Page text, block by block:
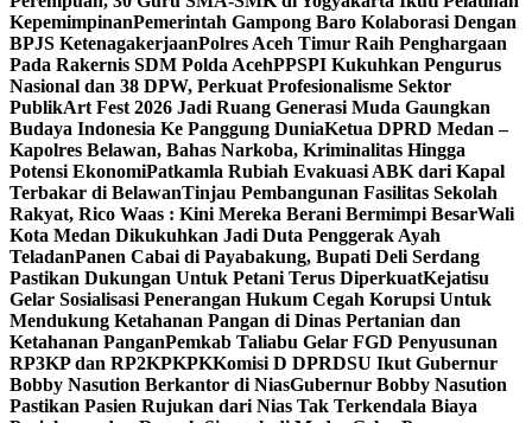
KepemimpinanPemerintah Gampong Baro Kolaborasi Dengan
BPJS KetenagakerjaanPolres Aceh Timur Raih Penghargaan
Pada Rakernis SDM Polda AcehPPSPI Kukuhkan Pengurus
Nasional dan 38 DPW, Perkuat Profesionalisme Sektor
PublikArt Fest 2026 Jadi Ruang Generasi Muda Gaungkan
Budaya Indonesia Ke Panggung DuniaKetua DPRD Medan –
Kapolres Belawan, Bahas Narkoba, Kriminalitas Hingga
Potensi EkonomiPatkamla Rubiah Evakuasi ABK dari Kapal
Terbakar di BelawanTinjau Pembangunan Fasilitas Sekolah
Rakyat, Rico Waas : Kini Mereka Berani Bermimpi BesarWali
Kota Medan Dikukuhkan Jadi Duta Penggerak Ayah
TeladanPanen Cabai di Payabakung, Bupati Deli Serdang
Pastikan Dukungan Untuk Petani Terus DiperkuatKejatisu
Gelar Sosialisasi Penerangan Hukum Cegah Korupsi Untuk
Mendukung Ketahanan Pangan di Dinas Pertanian dan
Ketahanan PanganPemkab Taliabu Gelar FGD Penyusunan
RP3KP dan RP2KPKPKKomisi D DPRDSU Ikut Gubernur
Bobby Nasution Berkantor di NiasGubernur Bobby Nasution
Pastikan Pasien Rujukan dari Nias Tak Terkendala Biaya